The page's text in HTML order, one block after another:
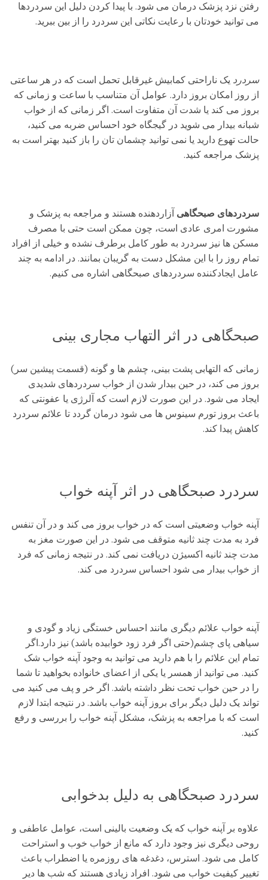
رفتن نزد پزشک درمان می شود. با پیدا کردن دلیل این سردردها
می توانید خودتان با رعایت نکاتی این سردرد را از بین ببرید.
سردرد یک ناراحتی کمابیش غیرقابل تحمل است که در هر ساعتی
از روز امکان بروز دارد. عوامل آن متناسب با ساعت و زمانی که
بروز می کند یا شدت آن متفاوت است. اگر زمانی که از خواب
شبانه بیدار می شوید در گیجگاه خود احساس ضربه می کنید،
حالت تهوع دارید یا نمی توانید چشمان تان را باز کنید بهتر است به
پزشک مراجعه کنید.
سردردهای صبحگاهی آزاردهنده هستند و مراجعه به پزشک و
مشورت امری عادی است، چون ممکن است حتی با مصرف
مسکن ها نیز سردرد به طور کامل برطرف نشده و خیلی از افراد
تمام روز را با این مشکل دست به گریبان بمانند. در ادامه به چند
عامل ایجادکننده سردردهای صبحگاهی اشاره می کنیم.
صبحگاهی در اثر التهاب مجاری بینی
زمانی که التهابی پشت بینی، چشم ها و گونه (قسمت پیشین سر)
بروز می کند، در حین بیدار شدن از خواب سردردهای شدیدی
ایجاد می شود. در این صورت لازم است که آلرژی یا عفونتی که
باعث بروز تورم سینوس ها می شود درمان گردد تا علائم سردرد
کاهش پیدا کند.
سردرد صبحگاهی در اثر آپنه خواب
آپنه خواب وضعیتی است که در خواب بروز می کند و در آن تنفس
فرد به مدت چند ثانیه متوقف می شود. در این صورت مغز به
مدت چند ثانیه اکسیژن دریافت نمی کند. در نتیجه زمانی که فرد
از خواب بیدار می شود احساس سردرد می کند.
آپنه خواب علائم دیگری مانند احساس خستگی زیاد و گودی و
سیاهی پای چشم(حتی اگر فرد زود خوابیده باشد) نیز دارد.اگر
تمام این علائم را با هم دارید می توانید به وجود آپنه خواب شک
کنید. می توانید از همسر یا یکی از اعضای خانواده بخواهید تا شما
را در حین خواب تحت نظر داشته باشد. اگر خر و پف می کنید می
تواند یک دلیل دیگر برای بروز آپنه خواب باشد. در نتیجه ابتدا لازم
است که با مراجعه به پزشک، مشکل آپنه خواب را بررسی و رفع
کنید.
سردرد صبحگاهی به دلیل بدخوابی
علاوه بر آپنه خواب که یک وضعیت بالینی است، عوامل عاطفی و
روحی دیگری نیز وجود دارد که مانع از خواب خوب و استراحت
کامل می شود. استرس، دغدغه های روزمره یا اضطراب باعث
تغییر کیفیت خواب می شود. افراد زیادی هستند که شب ها دیر